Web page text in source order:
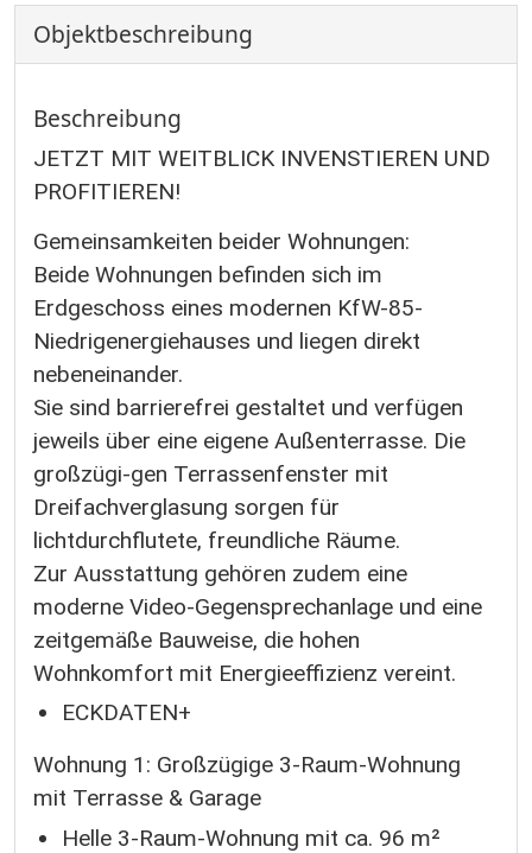
Objekt­beschreibung
Beschreibung
JETZT MIT WEITBLICK INVENSTIEREN UND
PROFITIEREN!
Gemeinsamkeiten beider Wohnungen:
Beide Wohnungen befinden sich im
Erdgeschoss eines modernen KfW-85-
Niedrigenergiehauses und liegen direkt
nebeneinander.
Sie sind barrierefrei gestaltet und verfügen
jeweils über eine eigene Außenterrasse. Die
großzügi-gen Terrassenfenster mit
Dreifachverglasung sorgen für
lichtdurchflutete, freundliche Räume.
Zur Ausstattung gehören zudem eine
moderne Video-Gegensprechanlage und eine
zeitgemäße Bauweise, die hohen
Wohnkomfort mit Energieeffizienz vereint.
ECKDATEN+
Wohnung 1: Großzügige 3-Raum-Wohnung
mit Terrasse & Garage
Helle 3-Raum-Wohnung mit ca. 96 m²